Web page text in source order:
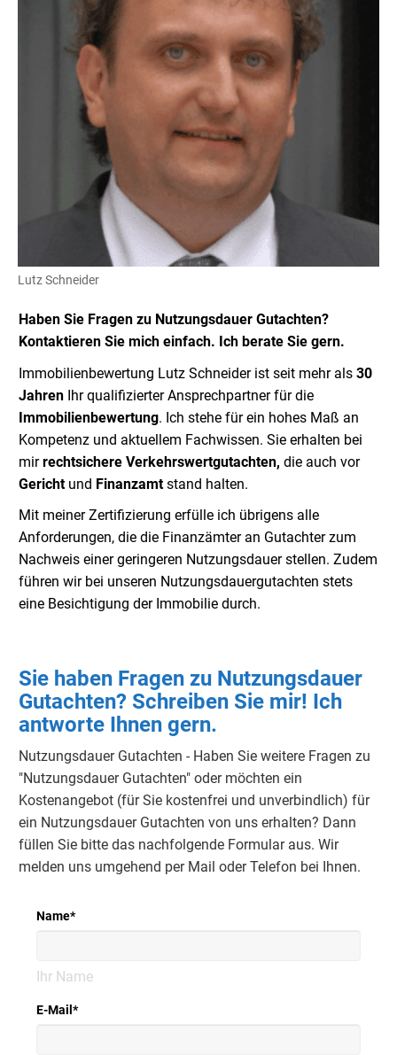
Lutz Schneider
Haben Sie Fragen zu Nutzungsdauer Gutachten?
Kontaktieren Sie mich einfach. Ich berate Sie gern.
Immobilienbewertung Lutz Schneider ist seit mehr als 30
Jahren Ihr qualifizierter Ansprechpartner für die
Immobilienbewertung. Ich stehe für ein hohes Maß an
Kompetenz und aktuellem Fachwissen. Sie erhalten bei
mirrechtsichere Verkehrswertgutachten, die auch vor
Gerichtund Finanzamtstand halten.
Mit meiner Zertifizierung erfülle ich übrigens alle
Anforderungen, die die Finanzämter an Gutachter zum
Nachweis einer geringeren Nutzungsdauer stellen. Zudem
führen wir bei unseren Nutzungsdauergutachten stets
eine Besichtigung der Immobilie durch.
Sie haben Fragen zu Nutzungsdauer
Gutachten? Schreiben Sie mir! Ich
antworte Ihnen gern.
Nutzungsdauer Gutachten - Haben Sie weitere Fragen zu
"Nutzungsdauer Gutachten" oder möchten ein
Kostenangebot (für Sie kostenfrei und unverbindlich) für
ein Nutzungsdauer Gutachten von uns erhalten? Dann
füllen Sie bitte das nachfolgende Formular aus. Wir
melden uns umgehend per Mail oder Telefon bei Ihnen.
Name*
Ihr Name
E-Mail *